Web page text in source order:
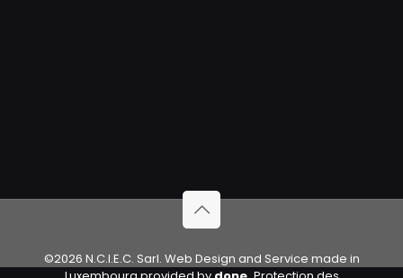
©2026 N.C.I.E.C. Sarl. Web Design and Service made in